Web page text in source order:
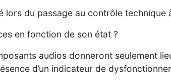
lors du passage au contrôle
en fonction de son état ?
audios donneront seulement
d’un indicateur de